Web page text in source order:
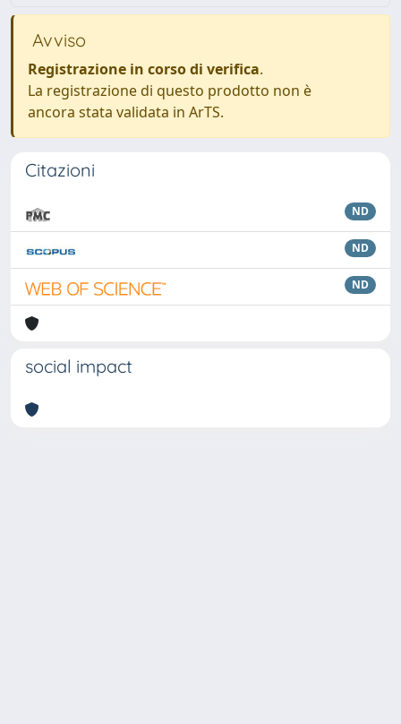
Avviso
Registrazione in corso di verifica.
La registrazione di questo prodotto non è
ancora stata validata in ArTS.
Citazioni
ND
ND
ND
social impact